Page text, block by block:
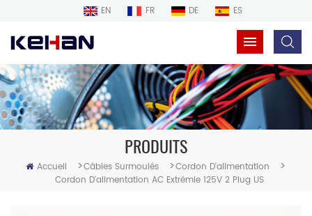
EN FR DE ES
PRODUITS
Accueil >Câbles Surmoulés >Cordon D'alimentation >
Cordon D'alimentation AC Extrémie 125V 2 Plug US